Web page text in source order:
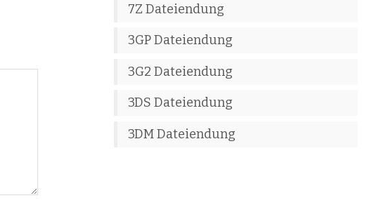
7Z Dateiendung
3GP Dateiendung
3G2 Dateiendung
3DS Dateiendung
3DM Dateiendung